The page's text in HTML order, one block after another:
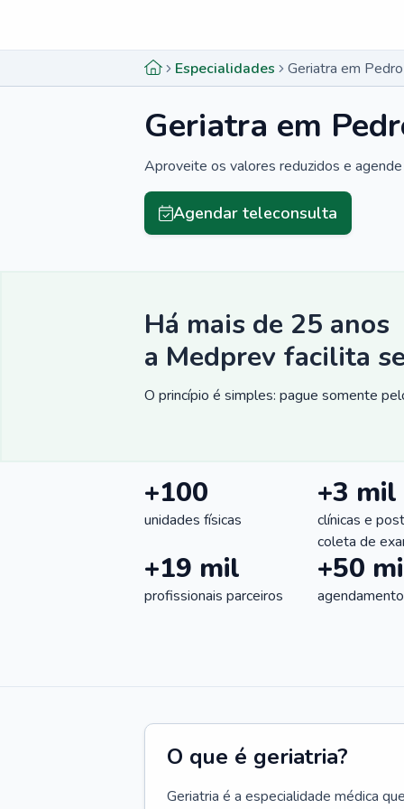
Especialidades Geriatra em
Geriatra em
Aproveite os valores reduzidos e
Agendar teleconsulta
Há mais de 25 anos
a Medprev facilita
O princípio é simples: pague somente
+100
unidades físicas
+3 mil
clínicas e
coleta de
+19 mil
profissionais parceiros
+50
O que é geriatria?
Geriatria é a especialidade médica